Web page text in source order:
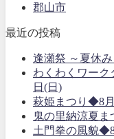
郡山市
最近の投稿
逢瀬祭 ～夏休
わくわくワー
日(日)
萩姫まつり◆8
鬼の里納涼夏ま
土門拳の風貌